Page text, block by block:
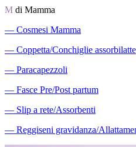
M di Mamma
― Cosmesi Mamma
― Coppetta/Conchiglie assorbilatte
― Paracapezzoli
― Fasce Pre/Post partum
― Slip a rete/Assorbenti
― Reggiseni gravidanza/